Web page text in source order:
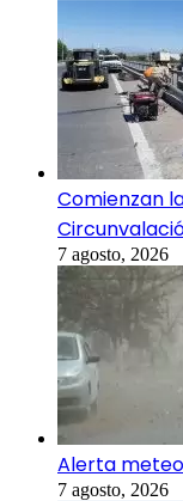
Comienzan
7 agosto, 2026
Alerta
7 agosto, 2026